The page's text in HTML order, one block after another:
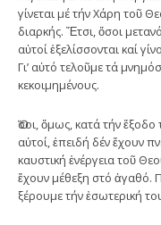
γίνεται μέ τήν Χάρη τοῦ
διαρκής. Ἔτσι, ὅσοι
αὐτοί ἐξελίσσονται καί
Γι’ αὐτό τελοῦμε τά
κεκοιμημένους.
Ὅσοι, ὅμως, κατά τήν
αὐτοί, ἐπειδή δέν ἔχουν
καυστική ἐνέργεια τοῦ
ἔχουν μέθεξη στό ἀγαθό.
ξέρουμε τήν ἐσωτερική